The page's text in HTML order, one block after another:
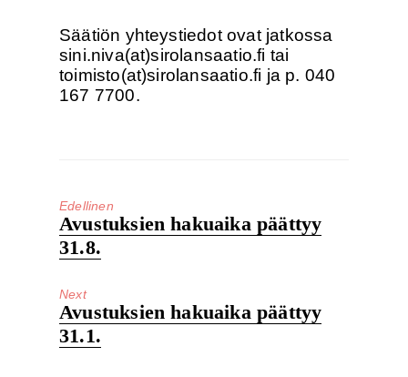
Säätiön yhteystiedot ovat jatkossa
sini.niva(at)sirolansaatio.fi tai
toimisto(at)sirolansaatio.fi ja p. 040
167 7700.
Edellinen
Edelleinen
artikkeli:
Avustuksien hakuaika päättyy
31.8.
Next
Next
post:
Avustuksien hakuaika päättyy
31.1.